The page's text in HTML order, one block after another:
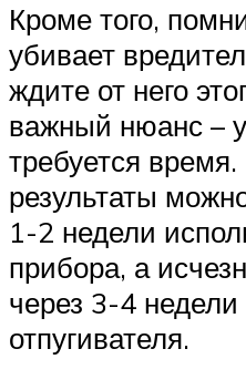
Кроме того,
убивает
ждите от него
важный нюанс –
требуется
результаты
1-2 недели
прибора, а
через 3-4
отпугивателя.